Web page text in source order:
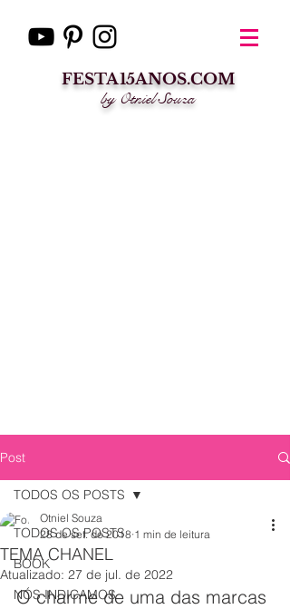
FESTA15ANOS.COM
by Otniel Souza
Post
TODOS OS POSTS
BOOK
NÓS INDICAMOS
TODOS OS POSTS
TEMA CHANEL
Otniel Souza
28 de set. de 2018 1 min de leitura
Atualizado: 27 de jul. de 2022
O charme de uma das marcas